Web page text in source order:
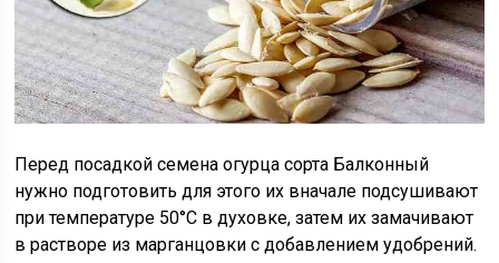
Перед посадкой семена огурца сорта Балконный
нужно подготовить для этого их вначале подсушивают
при температуре 50°С в духовке, затем их замачивают
в растворе из марганцовки с добавлением удобрений.